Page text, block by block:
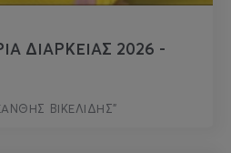
ΔΙΑΡΚΕΙΑΣ 2026 -
ΒΙΚΕΛΙΔΗΣ"